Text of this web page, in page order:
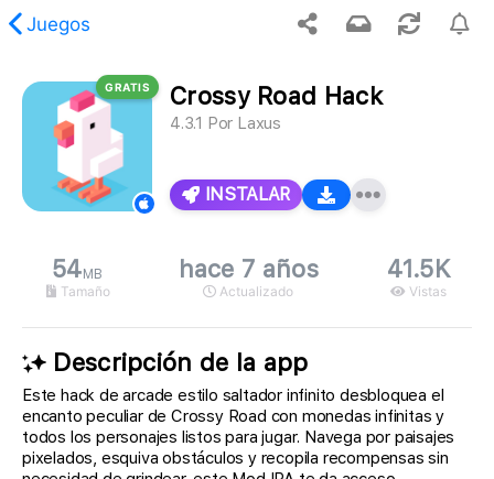
Juegos
no se encontró el contenido solicitado.
GRATIS Crossy Road Hack
4.3.1 Por Laxus
INSTALAR
54 MB
Tamaño
hace 7 años
Actualizado
41.5K
Vistas
Descripción de la app
Este hack de arcade estilo saltador infinito desbloquea el
encanto peculiar de Crossy Road con monedas infinitas y
todos los personajes listos para jugar. Navega por paisajes
pixelados, esquiva obstáculos y recopila recompensas sin